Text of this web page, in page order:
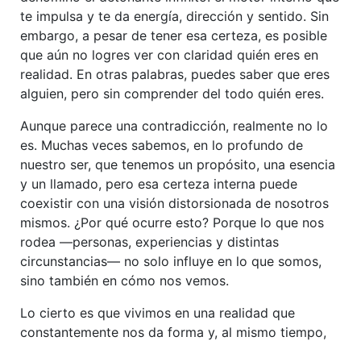
te impulsa y te da energía, dirección y sentido. Sin
embargo, a pesar de tener esa certeza, es posible
que aún no logres ver con claridad quién eres en
realidad. En otras palabras, puedes saber que eres
alguien, pero sin comprender del todo quién eres.
Aunque parece una contradicción, realmente no lo
es. Muchas veces sabemos, en lo profundo de
nuestro ser, que tenemos un propósito, una esencia
y un llamado, pero esa certeza interna puede
coexistir con una visión distorsionada de nosotros
mismos. ¿Por qué ocurre esto? Porque lo que nos
rodea —personas, experiencias y distintas
circunstancias— no solo influye en lo que somos,
sino también en cómo nos vemos.
Lo cierto es que vivimos en una realidad que
constantemente nos da forma y, al mismo tiempo,